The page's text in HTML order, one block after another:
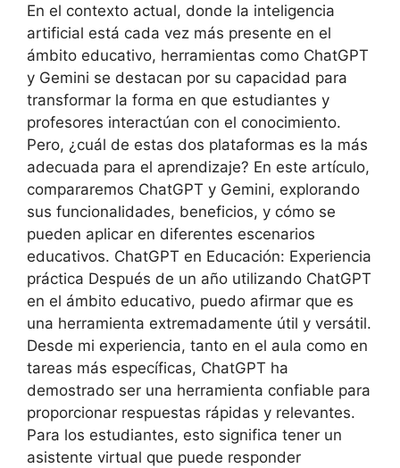
En el contexto actual, donde la inteligencia
artificial está cada vez más presente en el
ámbito educativo, herramientas como ChatGPT
y Gemini se destacan por su capacidad para
transformar la forma en que estudiantes y
profesores interactúan con el conocimiento.
Pero, ¿cuál de estas dos plataformas es la más
adecuada para el aprendizaje? En este artículo,
compararemos ChatGPT y Gemini, explorando
sus funcionalidades, beneficios, y cómo se
pueden aplicar en diferentes escenarios
educativos. ChatGPT en Educación: Experiencia
práctica Después de un año utilizando ChatGPT
en el ámbito educativo, puedo afirmar que es
una herramienta extremadamente útil y versátil.
Desde mi experiencia, tanto en el aula como en
tareas más específicas, ChatGPT ha
demostrado ser una herramienta confiable para
proporcionar respuestas rápidas y relevantes.
Para los estudiantes, esto significa tener un
asistente virtual que puede responder